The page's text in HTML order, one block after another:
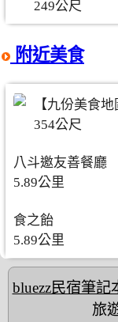
249公尺
附近美食
【九份美食
354公尺
八斗邀友善餐廳
5.89公里
食之飴
5.89公里
bluezz民宿筆記
旅